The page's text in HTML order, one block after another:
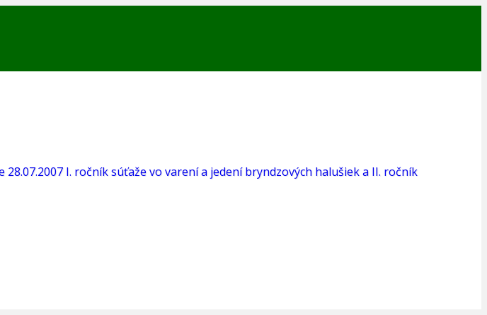
28.07.2007 I. ročník súťaže vo varení a jedení bryndzových halušiek a II. ročník